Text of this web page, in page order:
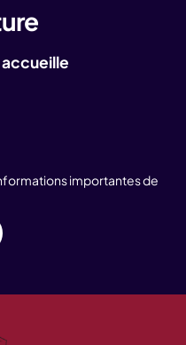
accueille
importantes de